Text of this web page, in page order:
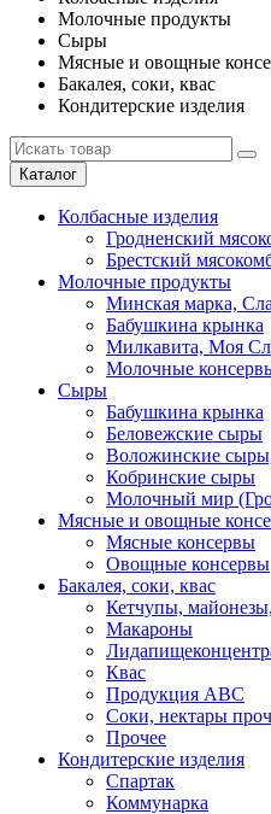
Молочные продукты
Сыры
Мясные и овощные
Бакалея, соки, квас
Кондитерские изделия
Каталог
Колбасные изделия
Гродненский
Брестский
Молочные продукты
Минская марка,
Бабушкина крынка
Милкавита, Моя
Молочные
Сыры
Бабушкина крынка
Беловежские сыры
Воложинские
Кобринские сыры
Молочный мир
Мясные и овощные
Мясные консервы
Овощные консервы
Бакалея, соки, квас
Кетчупы,
Макароны
Квас
Продукция АВС
Соки, нектары
Прочее
Кондитерские изделия
Спартак
Коммунарка